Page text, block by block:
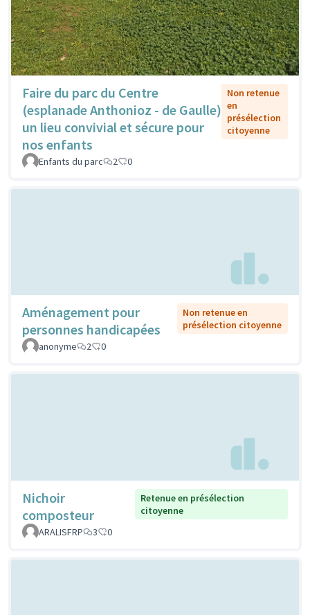
Faire du parc du Centre
(esplanade Anthonioz - de Gaulle)
un lieu convivial et sécure pour
nos enfants
Non retenue
en
présélection
citoyenne
Enfants du parc 2 0
Aménagement pour
personnes handicapées
Non retenue en
présélection citoyenne
anonyme
2 0
Nichoir
composteur
Retenue en présélection
citoyenne
ARALISFRP
3 0